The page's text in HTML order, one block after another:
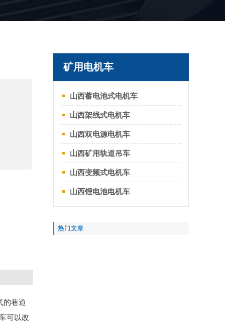
的巷道
可以改
矿用电机车
山西蓄电池式电机车
山西架线式电机车
山西双电源电机车
山西矿用轨道吊车
山西变频式电机车
山西锂电池电机车
热门文章